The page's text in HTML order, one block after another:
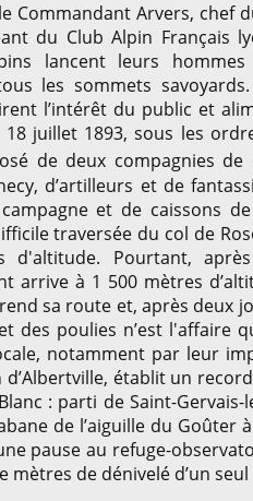
Commandant Arvers, chef
du Club Alpin Français
lancent leurs
les sommets
l’intérêt du public et
18 juillet 1893, sous les
de deux compagnies de
d’artilleurs et de
et de caissons
traversée du col de
d'altitude. Pourtant,
arrive à 1 500 mètres
sa route et, après deux
des poulies n’est l'affaire
notamment par leur
établit un
: parti de Saint-
de l’aiguille du
pause au refuge-
de dénivelé d’un